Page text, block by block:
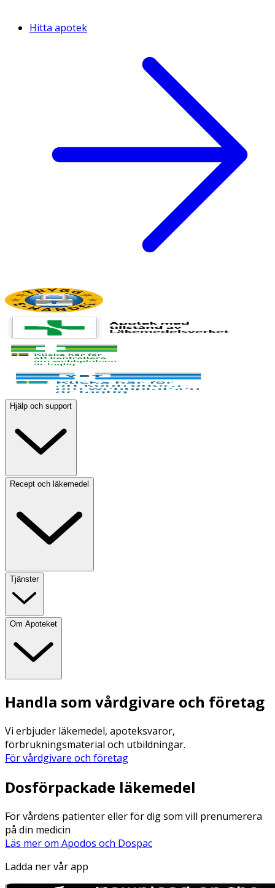
Hitta apotek
Hjälp och support
Recept och läkemedel
Tjänster
Om Apoteket
Handla som vårdgivare och företag
Vi erbjuder läkemedel, apoteksvaror,
förbrukningsmaterial och utbildningar.
För vårdgivare och företag
Dosförpackade läkemedel
För vårdens patienter eller för dig som vill prenumerera
på din medicin
Läs mer om Apodos och Dospac
Ladda ner vår app